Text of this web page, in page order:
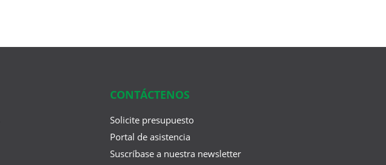
CONTÁCTENOS
Solicite presupuesto
Portal de asistencia
Suscríbase a nuestra newsletter